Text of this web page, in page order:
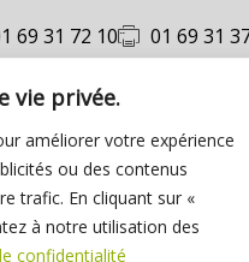
vie privée.
améliorer votre expérience
ou des contenus
trafic. En cliquant sur «
à notre utilisation des
confidentialité
69 31 72 10 01 69 31